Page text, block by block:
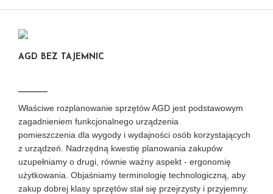
AGD BEZ TAJEMNIC
Właściwe rozplanowanie sprzętów AGD jest podstawowym
zagadnieniem funkcjonalnego urządzenia
pomieszczenia dla wygody i wydajności osób korzystających
z urządzeń. Nadrzędną kwestię planowania zakupów
uzupełniamy o drugi, równie ważny aspekt - ergonomię
użytkowania. Objaśniamy terminologię technologiczną, aby
zakup dobrej klasy sprzętów stał się przejrzysty i przyjemny.